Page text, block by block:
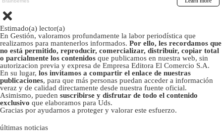
Estimado(a) lector(a)
En Gestión, valoramos profundamente la labor periodística que
realizamos para mantenerlos informados. Por ello, les recordamos que
no está permitido, reproducir, comercializar, distribuir, copiar total
o parcialmente los contenidos que publicamos en nuestra web, sin
autorizacion previa y expresa de Empresa Editora El Comercio S.A.
En su lugar, los invitamos a compartir el enlace de nuestras
publicaciones, para que más personas puedan acceder a información
veraz y de calidad directamente desde nuestra fuente oficial.
Asimismo, pueden suscribirse y disfrutar de todo el contenido
exclusivo que elaboramos para Uds.
Gracias por ayudarnos a proteger y valorar este esfuerzo.
últimas noticias